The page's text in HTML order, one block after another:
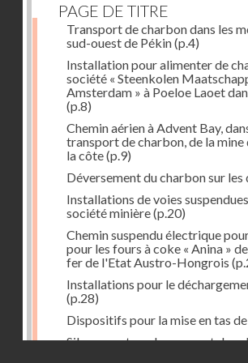
PAGE DE TITRE
Transport de charbon dans les
sud-ouest de Pékin(p.4)
Installation pour alimenter de
société « Steenkolen
Amsterdam » à Poeloe Laoet
(p.8)
Chemin aérien à Advent Bay,
transport de charbon, de la
la côte(p.9)
Déversement du charbon sur les
Installations de voies
société minière(p.20)
Chemin suspendu électrique
pour les fours à coke « Anina »
fer de l'Etat Austro-Hongrois
Installations pour le
(p.28)
Dispositifs pour la mise en tas
Silo servant au chargement du